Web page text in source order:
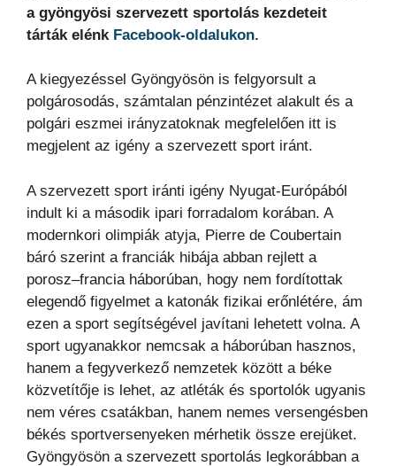
a gyöngyösi szervezett sportolás kezdeteit
tárták elénk Facebook-oldalukon.
A kiegyezéssel Gyöngyösön is felgyorsult a
polgárosodás, számtalan pénzintézet alakult és a
polgári eszmei irányzatoknak megfelelően itt is
megjelent az igény a szervezett sport iránt.
A szervezett sport iránti igény Nyugat-Európából
indult ki a második ipari forradalom korában. A
modernkori olimpiák atyja, Pierre de Coubertain
báró szerint a franciák hibája abban rejlett a
porosz–francia háborúban, hogy nem fordítottak
elegendő figyelmet a katonák fizikai erőnlétére, ám
ezen a sport segítségével javítani lehetett volna. A
sport ugyanakkor nemcsak a háborúban hasznos,
hanem a fegyverkező nemzetek között a béke
közvetítője is lehet, az atléták és sportolók ugyanis
nem véres csatákban, hanem nemes versengésben
békés sportversenyeken mérhetik össze erejüket.
Gyöngyösön a szervezett sportolás legkorábban a